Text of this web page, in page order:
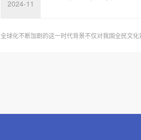
2024-11
全球化不断加剧的这一时代背景不仅对我国全民文